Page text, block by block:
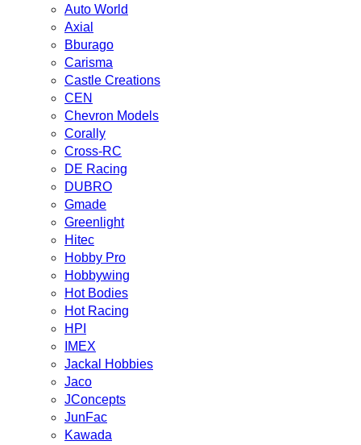
Auto World
Axial
Bburago
Carisma
Castle Creations
CEN
Chevron Models
Corally
Cross-RC
DE Racing
DUBRO
Gmade
Greenlight
Hitec
Hobby Pro
Hobbywing
Hot Bodies
Hot Racing
HPI
IMEX
Jackal Hobbies
Jaco
JConcepts
JunFac
Kawada